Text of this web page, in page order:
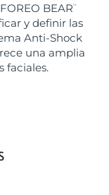
BEAR ™
y definir las
Anti-Shock
una amplia
faciales.